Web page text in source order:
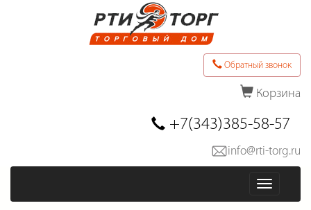
Обратный звонок
Корзина
Последние товары в заказе
Оформить заказ
+7(343)385-58-57
info@rti-torg.ru
Меню